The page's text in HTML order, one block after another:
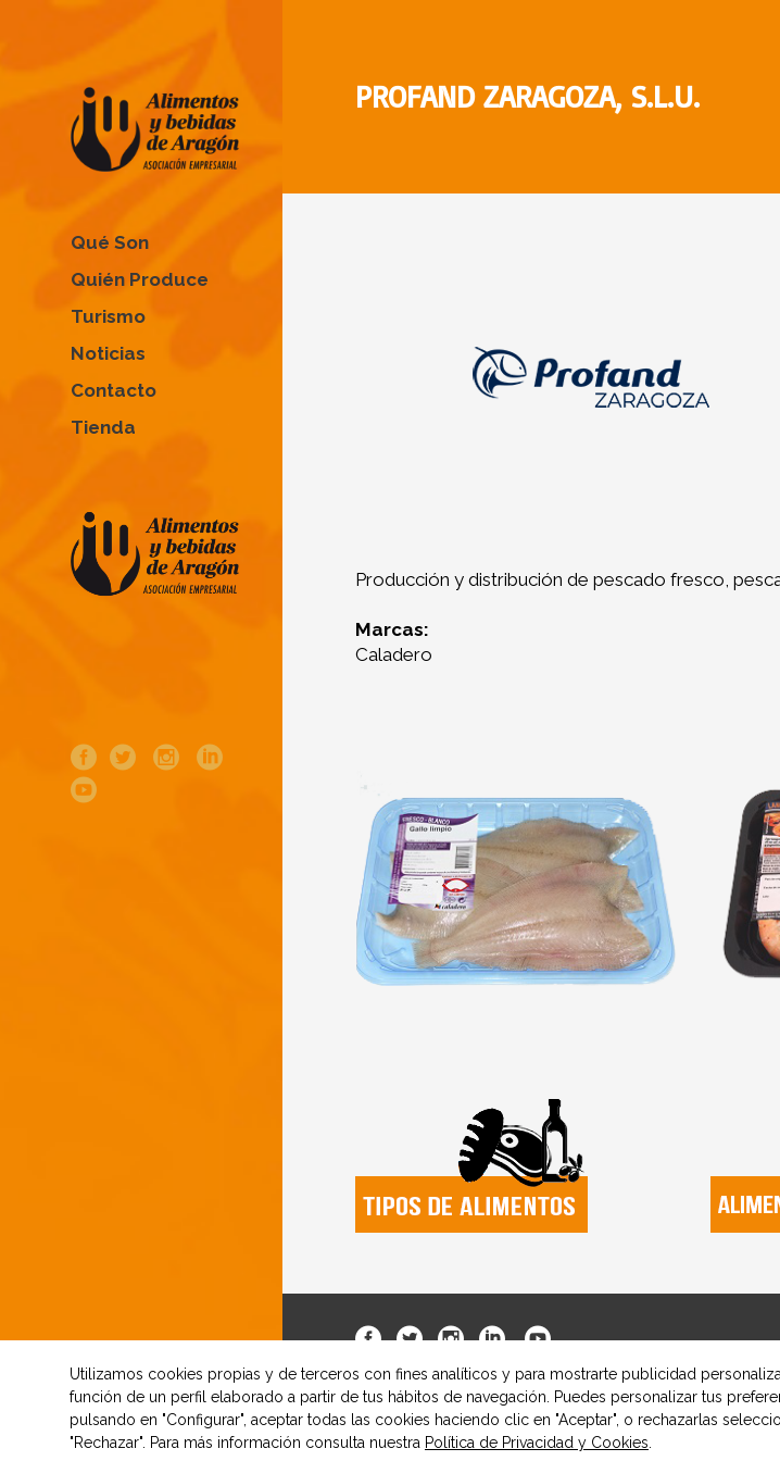
Qué Son
Quién Produce
Turismo
Noticias
Contacto
Tienda
PROFAND ZARAGOZA, S.L.U.
Producción y distribución de pescado fresco,
Marcas:
Caladero
©
Utilizamos cookies propias y de terceros con fines analíticos y para mostrarte publicidad
función de un perfil elaborado a partir de tus hábitos de navegación. Puedes personalizar tus
pulsando en "Configurar", aceptar todas las cookies haciendo clic en "Aceptar", o rechazarlas
"Rechazar". Para más información consulta nuestra Política de Privacidad y Cookies
Aviso Legal Política de Privacidad y